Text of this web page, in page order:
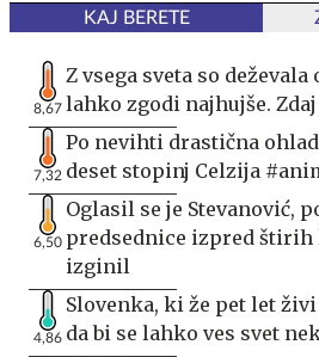
KAJ BERETE
8,67
Z vsega sveta so
lahko zgodi najhujše. Zdaj
7,32
Po nevihti drastična
deset stopinj Celzija
6,50
Oglasil se je Stevanović,
predsednice izpred
izginil
4,86
Slovenka, ki že pet let
da bi se lahko ves svet